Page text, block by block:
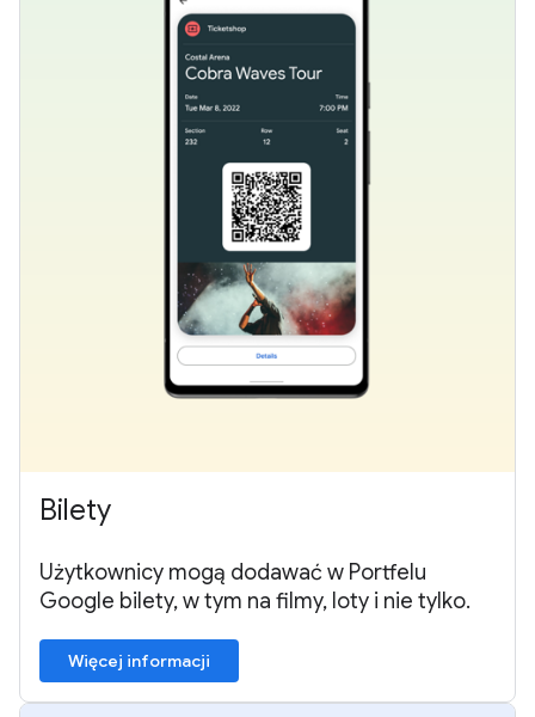
Bilety
Użytkownicy mogą dodawać w Portfelu
Google bilety, w tym na filmy, loty i nie tylko.
Więcej informacji